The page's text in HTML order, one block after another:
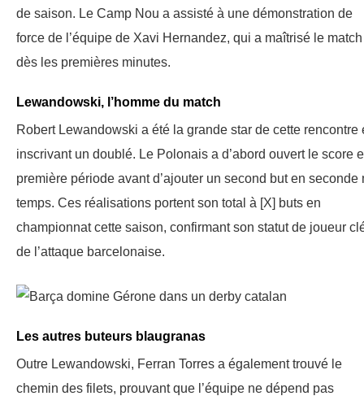
de saison. Le Camp Nou a assisté à une démonstration de
force de l’équipe de Xavi Hernandez, qui a maîtrisé le match
dès les premières minutes.
Lewandowski, l’homme du match
Robert Lewandowski a été la grande star de cette rencontre
inscrivant un doublé. Le Polonais a d’abord ouvert le score
première période avant d’ajouter un second but en seconde
temps. Ces réalisations portent son total à [X] buts en
championnat cette saison, confirmant son statut de joueur
de l’attaque barcelonaise.
Les autres buteurs blaugranas
Outre Lewandowski, Ferran Torres a également trouvé le
chemin des filets, prouvant que l’équipe ne dépend pas